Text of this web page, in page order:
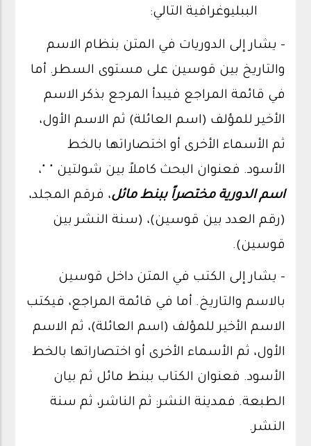
الببليوغرافية التالي:
- يشار إلى الدوريات في المتن بنظام الاسم
والتاريخ بين قوسين على مستوى السطر. أما
في قائمة المراجع فيبدأ المرجع بذكر الاسم
الأخير للمؤلف (اسم العائلة) ثم الاسم الأول،
ثم الأسماء الأخرى أو اختصاراتها بالخط
الأسود. فعنوان البحث كاملاً بين شولتين " "،
اسم الدورية مختصراً ببنط مائل، فرقم المجلد،
(رقم العدد بين قوسين)، (سنة النشر بين
قوسين).
- يشار إلى الكتب في المتن داخل قوسين
بالاسم والتاريخ. أما في قائمة المراجع، فيكتب
الاسم الأخير للمؤلف (اسم العائلة)، ثم الاسم
الأول، ثم الأسماء الأخرى أو اختصاراتها بالخط
الأسود. فعنوان الكتاب ببنط مائل ثم بيان
الطبعة. فمدينة النشر: ثم الناشر، ثم سنة
النشر.